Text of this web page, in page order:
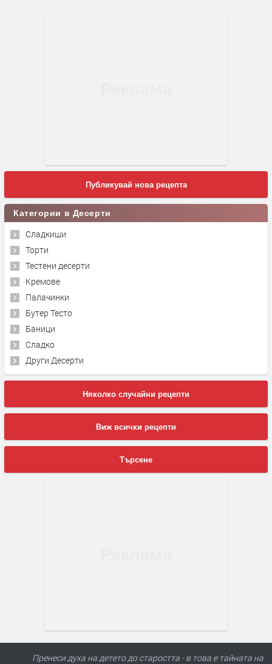
Публикувай нова рецепта
Категории в Десерти
Сладкиши
Торти
Тестени десерти
Кремове
Палачинки
Бутер Тесто
Баници
Сладко
Други Десерти
Няколко случайни рецепти
Виж всички рецепти
Търсене
Пренеси духа на детето до старостта - в това е тайната на